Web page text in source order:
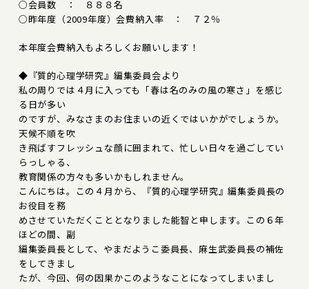
○会員数 ： ８８８名
○昨年度（2009年度）会費納入率 ： ７２％
本年度会費納入もよろしくお願いします！
◆『質的心理学研究』編集委員会より
私の周りでは４月に入っても「春は名のみの風の寒さ」を感じ
る日が多い
のですが、みなさまのお住まいの近くではいかがでしょうか。
天候不順を吹
き飛ばすフレッシュな顔に囲まれて、忙しい日々を過ごしてい
らっしゃる、
教育関係の方々も多いかもしれません。
こんにちは。この４月から、『質的心理学研究』編集委員長の
お役目を務
めさせていただくこととなりました能智と申します。この６年
ほどの間、副
編集委員長として、やまだようこ委員長、麻生武委員長の補佐
をしてきまし
たが、今回、何の因果かこのようなことになってしまいまし